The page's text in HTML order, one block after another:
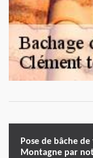
Pose de bâche
Montagne par